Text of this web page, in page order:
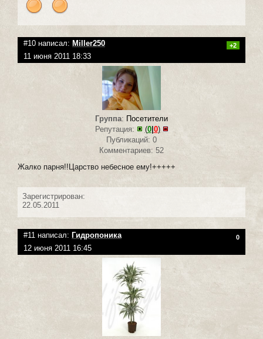
#10 написал: Miller250 +2
11 июня 2011 18:33
Группа: Посетители
Репутация:
(0| 0)
Публикаций: 0
Комментариев: 52
Жалко парня!!Царство небесное ему!+++++
Зарегистрирован:
22.05.2011
#11 написал: Гидропоника 0
12 июня 2011 16:45